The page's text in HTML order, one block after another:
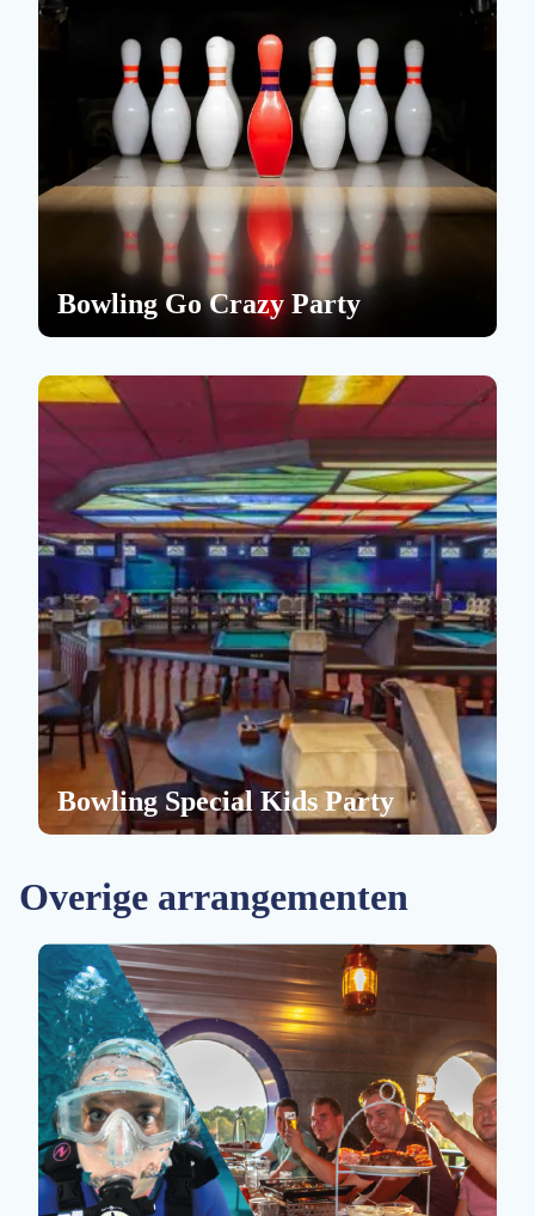
Bowling Go Crazy Party
Bowling Special Kids Party
Overige arrangementen